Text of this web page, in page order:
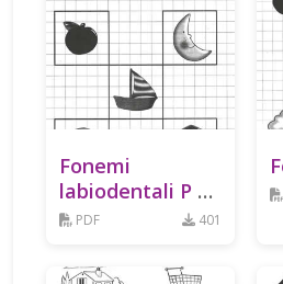
Fonemi
labiodentali P e
B PDF 401